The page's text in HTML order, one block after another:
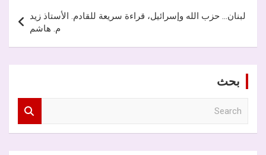
لبنان… حزب الله وإسرائيل، قراءة سريعة للقادم. الأستاذ زيد
م. هاشم
بحث